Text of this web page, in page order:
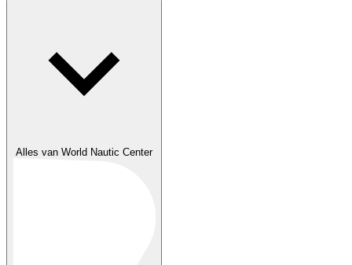
Alles van World Nautic Center